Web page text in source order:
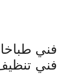
فني